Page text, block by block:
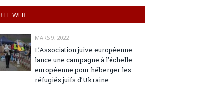
LE WEB
MARS 9, 2022
L’Association juive européenne
lance une campagne à l’échelle
européenne pour héberger les
réfugiés juifs d’Ukraine